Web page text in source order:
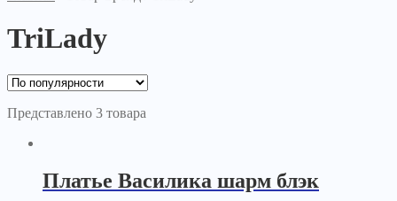
TriLady
Представлено 3 товара
Платье Василика шарм блэк